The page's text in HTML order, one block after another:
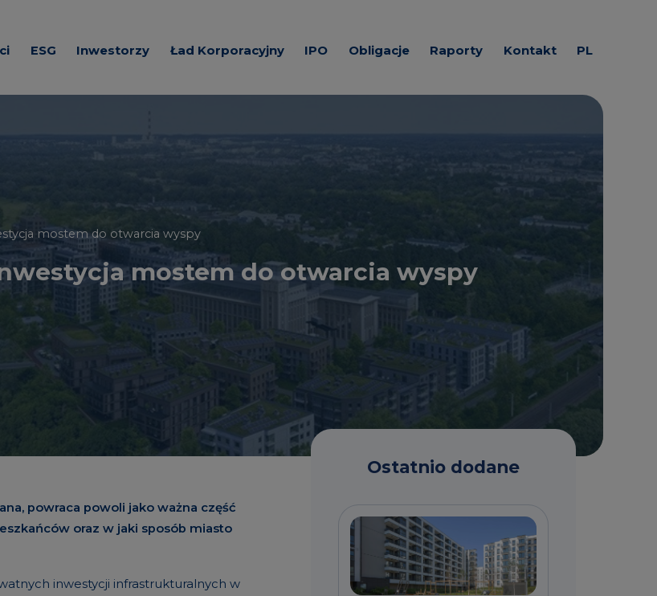
ESG Inwestorzy Ład Korporacyjny IPO Obligacje Raporty Kontakt PL
mostem do otwarcia wyspy
mostem do otwarcia wyspy
powraca powoli jako ważna część
oraz w jaki sposób miasto
inwestycji infrastrukturalnych w
Ostatnio dodane